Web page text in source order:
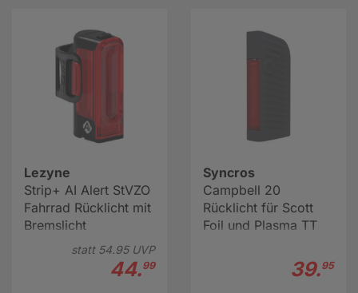
Lezyne
Strip+ AI Alert StVZO
Fahrrad Rücklicht mit
Bremslicht
statt 54.95UVP
44.99
Syncros
Campbell 20
Rücklicht für Scott
Foil und Plasma TT
39.95